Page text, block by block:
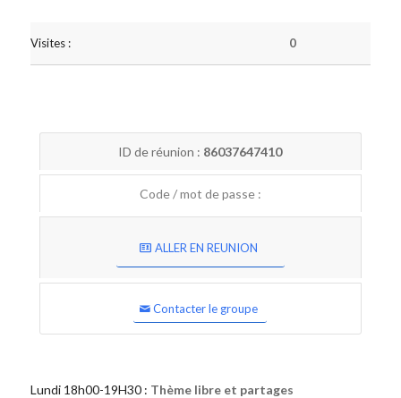
Visites : 0
ID de réunion : 86037647410
Code / mot de passe :
ALLER EN REUNION
Contacter le groupe
Lundi 18h00-19H30 : Thème libre et partages